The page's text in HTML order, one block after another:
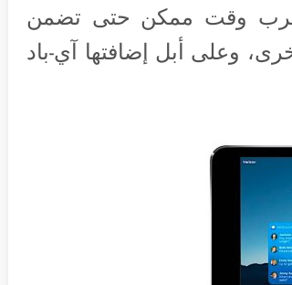
وقت ممكن حتى تضمن
وعلى أبل إضافتها آي-باد